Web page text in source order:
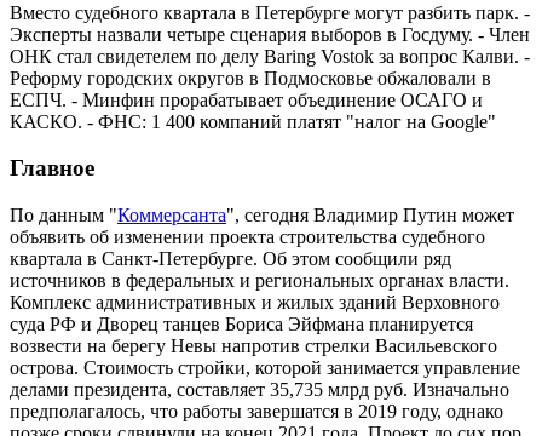
Вместо судебного квартала в Петербурге могут разбить парк. -
Эксперты назвали четыре сценария выборов в Госдуму. - Член
ОНК стал свидетелем по делу Baring Vostok за вопрос Калви. -
Реформу городских округов в Подмосковье обжаловали в
ЕСПЧ. - Минфин прорабатывает объединение ОСАГО и
КАСКО. - ФНС: 1 400 компаний платят "налог на Google"
Главное
По данным "Коммерсанта", сегодня Владимир Путин может
объявить об изменении проекта строительства судебного
квартала в Санкт-Петербурге. Об этом сообщили ряд
источников в федеральных и региональных органах власти.
Комплекс административных и жилых зданий Верховного
суда РФ и Дворец танцев Бориса Эйфмана планируется
возвести на берегу Невы напротив стрелки Васильевского
острова. Стоимость стройки, которой занимается управление
делами президента, составляет 35,735 млрд руб. Изначально
предполагалось, что работы завершатся в 2019 году, однако